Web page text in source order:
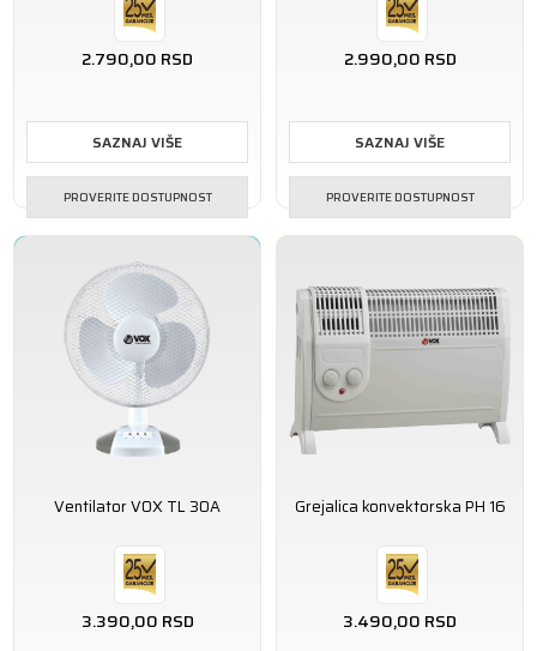
2.790,00 RSD
SAZNAJ VIŠE
PROVERITE DOSTUPNOST
2.990,00 RSD
SAZNAJ VIŠE
PROVERITE DOSTUPNOST
Ventilator VOX TL 30A
3.390,00 RSD
Grejalica konvektorska PH 16
3.490,00 RSD